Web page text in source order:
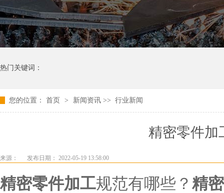
热门关键词：
您的位置： 首页 > 新闻资讯 >> 行业新闻
精密零件加
来源： 发布日期： 2022-05-19 13:58:00
精密零件加工规范有哪些？ 精